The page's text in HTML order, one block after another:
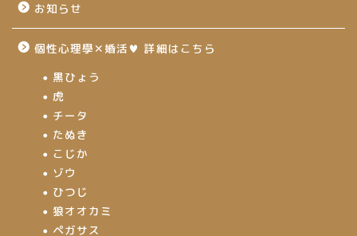
お知らせ
個性心理學✕婚活♥ 詳細はこちら
黒ひょう
虎
チータ
たぬき
こじか
ゾウ
ひつじ
狼オオカミ
ペガサス